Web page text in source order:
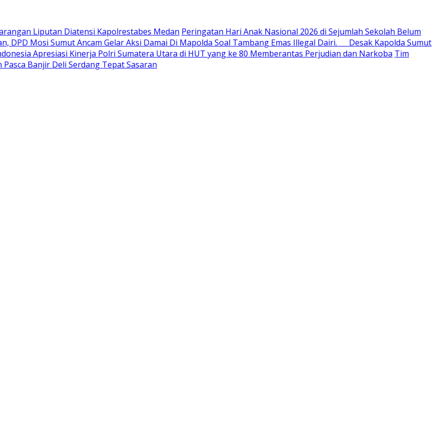
Liputan Diatensi Kapolrestabes Medan Peringatan Hari Anak Nasional 2026 di Sejumlah Sekolah Belum
DPD Mosi Sumut Ancam Gelar Aksi Damai Di Mapolda Soal Tambang Emas Illegal Dairi. Desak Kapolda Sumut
Apresiasi Kinerja Polri Sumatera Utara di HUT yang ke 80 Memberantas Perjudian dan Narkoba Tim
Banjir Deli Serdang Tepat Sasaran